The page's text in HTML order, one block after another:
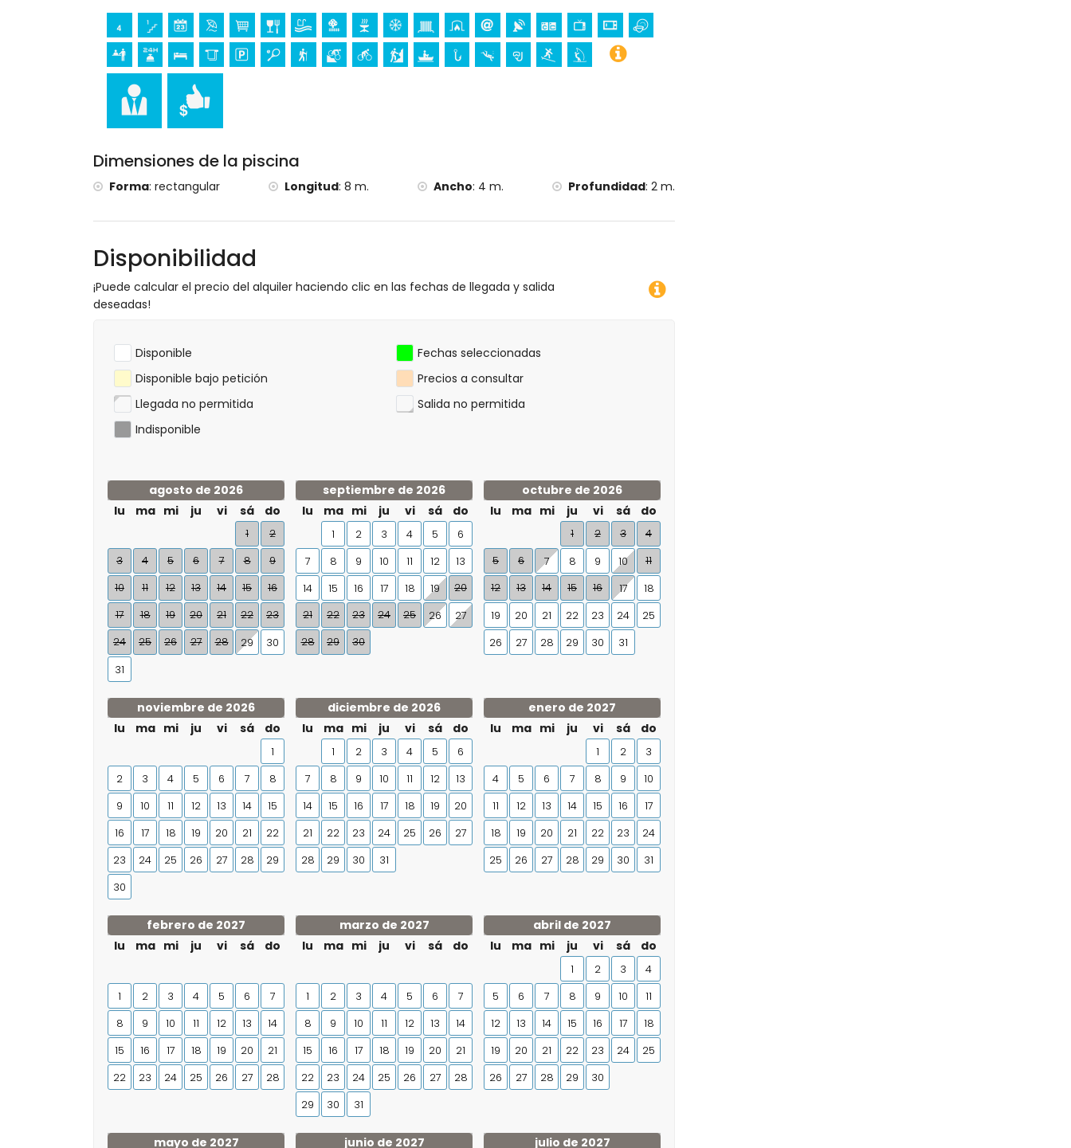
tenis, senderismo, ciclismo de montaña, ciclismo, escalada, piragüismo, pesca, buceo, snorkel,
surf y windsurf (a menos de 5 kilómetros de la villa)
golf (Club de Golf Jávea, Jávea) y equitación (a menos de 10 kilómetros de la villa)
Dimensiones de la piscina
Forma: rectangular Longitud: 8 m. Ancho: 4 m. Profundidad: 2 m.
Disponibilidad
¡Puede calcular el precio del alquiler haciendo clic en las fechas de llegada y salida
deseadas!
Disponible
Fechas seleccionadas
Disponible bajo petición
Precios a consultar
Llegada no permitida
Salida no permitida
Indisponible
agosto de 2026
lu
ma mi ju vi sá do
1
2
3
4 5 6 7 8
9
10
11 12 13 14 15
16
17
18 19 20 21 22
23
24
25 26 27 28 29
30
31
septiembre de 2026
lu
ma mi ju vi sá do
1 2 3 4 5
6
7
8 9 10 11 12
13
14
15 16 17 18 19
20
21
22 23 24 25 26
27
28
29 30
octubre de 2026
lu
ma mi ju vi sá do
1 2 3
4
5
6 7 8 9 10
11
12
13 14 15 16 17
18
19
20 21 22 23 24
25
26
27 28 29 30 31
noviembre de 2026
lu
ma mi ju vi sá do
1
2
3 4 5 6 7
8
9
10 11 12 13 14
15
16
17 18 19 20 21
22
23
24 25 26 27 28
29
30
diciembre de 2026
lu
ma mi ju vi sá do
1 2 3 4 5
6
7
8 9 10 11 12
13
14
15 16 17 18 19
20
21
22 23 24 25 26
27
28
29 30 31
enero de 2027
lu
ma mi ju vi sá do
1 2
3
4
5 6 7 8 9
10
11
12 13 14 15 16
17
18
19 20 21 22 23
24
25
26 27 28 29 30 31
febrero de 2027
lu
ma mi ju vi sá do
1 2 3 4 5 6
7
8
9 10 11 12 13
14
15
16 17 18 19 20
21
22
23 24 25 26 27 28
marzo de 2027
lu
ma mi ju vi sá do
1 2 3 4 5 6
7
8
9 10 11 12 13
14
15
16 17 18 19 20
21
22
23 24 25 26 27
28
29
30 31
abril de 2027
lu
ma mi ju vi sá do
1 2 3
4
5
6 7 8 9 10
11
12
13 14 15 16 17
18
19
20 21 22 23 24
25
26
27 28 29 30
mayo de 2027 junio de 2027 julio de 2027